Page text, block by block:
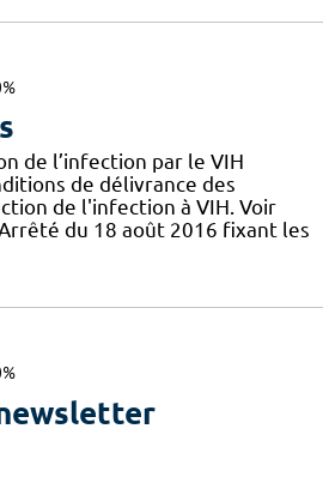
de l’infection par le VIH
de délivrance des
de l'infection à VIH. Voir
du 18 août 2016 fixant les